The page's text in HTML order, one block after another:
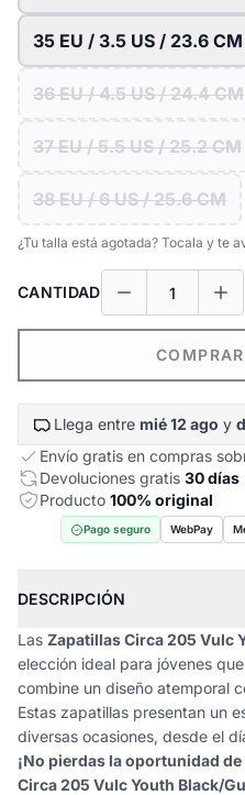
35 EU / 3.5 US / 23.6 CM
36 EU / 4.5 US / 24.4 CM
37 EU / 5.5 US / 25.2 CM
38 EU / 6 US / 25.6 CM
¿Tu talla está agotada? Tocala y te
CANTIDAD
Llega entre mié 12 ago y
Envío gratis en compras
Devoluciones gratis 30 días
Producto 100% original
Pago seguro WebPay
DESCRIPCIÓN
Las Zapatillas Circa 205 Vulc
elección ideal para jóvenes
combine un diseño atemporal
Estas zapatillas presentan un
diversas ocasiones, desde el
¡No pierdas la oportunidad
Circa 205 Vulc Youth Black/